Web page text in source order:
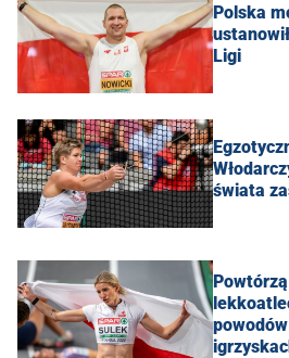
Polska
Ligi
świata